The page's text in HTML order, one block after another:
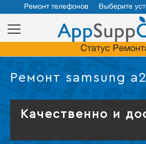
Ремонт телефонов Выберите
Статус
Ремонт samsung
Качественно и